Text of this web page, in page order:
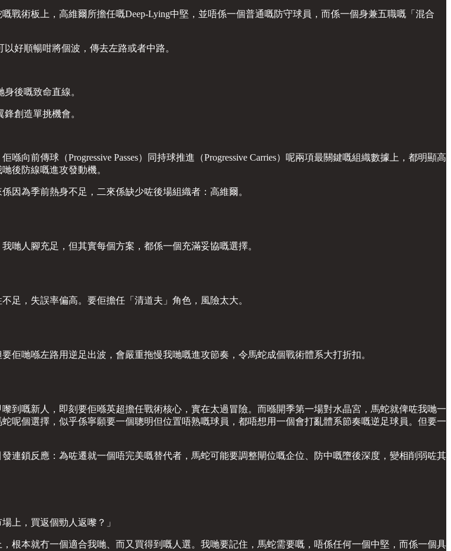
術板上，高維爾所擔任嘅Deep-Lying中堅，並唔係一個普通嘅防守球員，而係一個身兼五職嘅「混合
好順暢咁將個波，傳去左路或者中路。
後嘅致命直線。
創造單挑機會。
向前傳球（Progressive Passes）同持球推進（Progressive Carries）呢兩項最關鍵嘅組織數據上，都明顯高
後防線嘅進攻發動機。
因為季前熱身不足，二來係缺少咗後場組織者：高維爾。
哋人腳充足，但其實每個方案，都係一個充滿妥協嘅選擇。
足，失誤率偏高。要佢擔任「清道夫」角色，風險太大。
哋喺左路用逆足出波，會嚴重拖慢我哋嘅進攻節奏，令馬蛇成個戰術體系大打折扣。
到嘅新人，即刻要佢喺英超擔任戰術核心，實在太過冒險。而喺開季第一場對水晶宮，馬蛇就俾咗我哋一
呢個選擇，似乎係寧願要一個聰明但位置唔熟嘅球員，都唔想用一個會打亂體系節奏嘅逆足球員。但要一
連鎖反應：為咗遷就一個唔完美嘅替代者，馬蛇可能要調整閘位嘅企位、防中嘅墮後深度，變相削弱咗其
上，買返個勁人返嚟？」
根本就冇一個適合我哋、而又買得到嘅人選。我哋要記住，馬蛇需要嘅，唔係任何一個中堅，而係一個具